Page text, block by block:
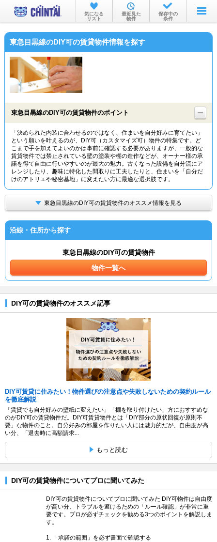
お部屋を探す
沿線・駅から
物件特集から
TOP
気になる
リスト
最近見た
物件
保存中の
条件
東急目黒線のDIY可の賃貸物件情報を探す
東急目黒線のDIY可の賃貸物件のポイント
「決められた内装に合わせるのではなく、住まいを自分好みに育てたい」
という願いを叶えるのが、DIY可（カスタマイズ可）物件の特集です。ど
こまで手を加えてよいのかは事前に確認する必要がありますが、一般的な
賃貸物件では禁止されている壁の塗装や棚の造作などが、オーナー様の承
諾を得て自由に行いやすいのが最大の魅力。古くなった設備を自分流にア
レンジしたり、趣味に特化した間取りに工夫したりと、住まいを「自分だ
けのアトリエや秘密基地」に変えたい方に最適な選択肢です。
東急目黒線のDIY可の賃貸物件のオススメ情報を見る
沿線・住所から探す
東急目黒線のDIY可の賃貸物件
物件一覧へ
DIY可の賃貸物件のオススメ記事
DIY可賃貸に住みたい！物件選びの注意点や失敗しないための契約ルール
を徹底解説
「賃貸でも自分好みの壁紙に変えたい」「棚を取り付けたい」方におすすめな
のがDIY可の賃貸物件だ。DIY可賃貸物件とは「DIY部分の原状回復が原則不
要」な物件のこと。自分好みの部屋を作りたい人には魅力的だが、自由度が高
い分、「退去時に高額請求...
もっと読む
DIY可の賃貸物件についてプロに聞いてみた
DIY可の賃貸物件についてプロに聞いてみた DIY可物件は自由度
が高い分、トラブルを避けるための「ルール確認」が非常に重
要です。プロが必ずチェックを勧める3つのポイントを解説しま
す。
1. 「承諾の範囲」を必ず書面で確認する